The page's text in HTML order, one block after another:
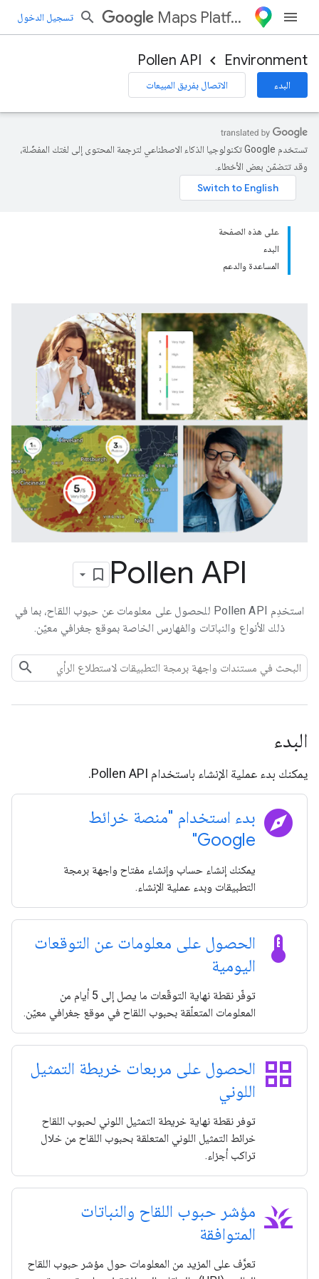
Maps Platform تسجيل الدخول
Environment
Pollen API
البدء الاتصال بفريق المبيعات
تستخدم Google تكنولوجيا الذكاء الاصطناعي لترجمة المحتوى إلى لغتك المفضّلة،
وقد تتضمّن بعض الأخطاء.
على هذه الصفحة
البدء
المساعدة والدعم
Pollen API
استخدِم Pollen API للحصول على معلومات عن حبوب اللقاح، بما في
ذلك الأنواع والنباتات والفهارس الخاصة بموقع جغرافي معيّن.
البدء
يمكنك بدء عملية الإنشاء باستخدام Pollen API.
explore بدء استخدام "منصة خرائط
Google"
يمكنك إنشاء حساب وإنشاء مفتاح واجهة برمجة
التطبيقات وبدء عملية الإنشاء.
thermostat
الحصول على معلومات عن التوقعات
اليومية
توفّر نقطة نهاية التوقّعات ما يصل إلى 5 أيام من
المعلومات المتعلّقة بحبوب اللقاح في موقع جغرافي معيّن.
grid_view الحصول على مربعات خريطة التمثيل
اللوني
توفر نقطة نهاية خريطة التمثيل اللوني لحبوب اللقاح
خرائط التمثيل اللوني المتعلقة بحبوب اللقاح من خلال
تراكب أجزاء.
grass مؤشر حبوب اللقاح والنباتات
المتوافقة
تعرَّف على المزيد من المعلومات حول مؤشر حبوب اللقاح